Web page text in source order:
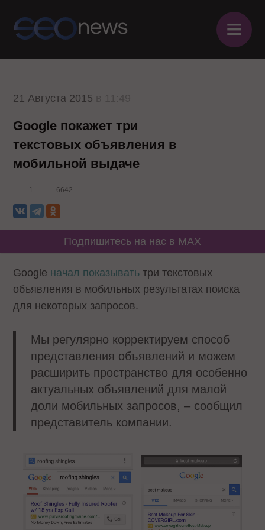
≡
21 Августа 2015
Google покажет три
текстовых объявления в
мобильной выдаче
1 6642
Подпишитесь на нас в MAX
Google начал показывать три текстовых
объявления в мобильных результатах поиска
для некоторых запросов.
Мы регулярно корректируем способ
представления объявлений и можем
расширить пространство для особенно
актуальных объявлений для малой
доли мобильных запросов, – сообщил
представитель компании.